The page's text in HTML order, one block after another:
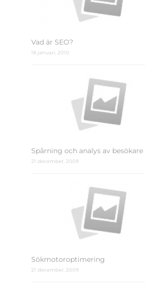
Vad är SEO?
18 januari, 2010
Spårning och analys av besökare
21 december, 2009
Sökmotoroptimering
21 december, 2009